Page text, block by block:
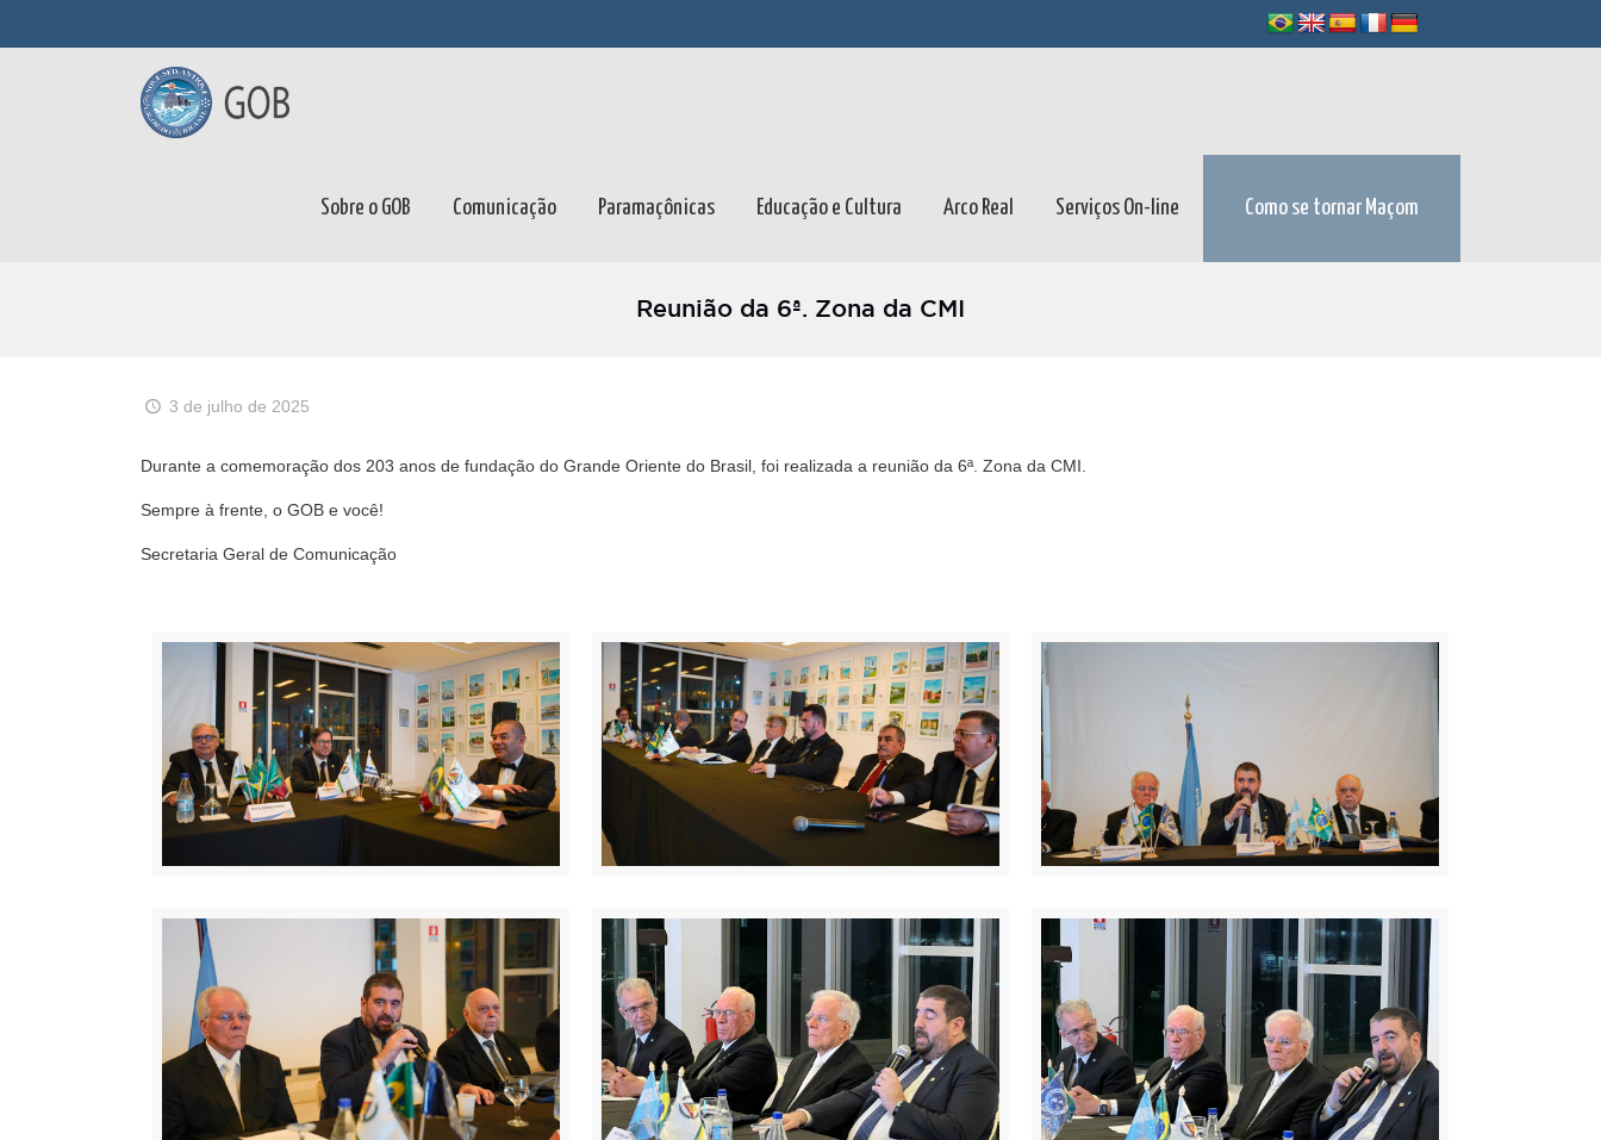
Sobre o GOB Comunicação Paramaçônicas Educação e Cultura Arco Real Serviços On-line Como se tornar Maçom
Reunião da 6ª. Zona da CMI
3 de julho de 2025
Durante a comemoração dos 203 anos de fundação do Grande Oriente do Brasil, foi realizada a reunião da 6ª. Zona da CMI.
Sempre à frente, o GOB e você!
Secretaria Geral de Comunicação